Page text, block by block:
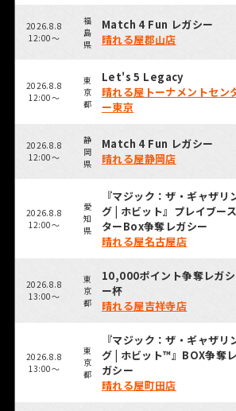
2026.8.8
12:00～
福
島
県
Match 4 Fun レガシー
晴れる屋郡山店
2026.8.8
12:00～
東
京
都
Let's 5 Legacy
晴れる屋トーナメントセン
ー東京
2026.8.8
12:00～
静
岡
県
Match 4 Fun レガシー
晴れる屋静岡店
2026.8.8
12:00～
愛
知
県
『マジック：ザ・ギャザリ
グ | ホビット』プレイブース
ターBox争奪レガシー
晴れる屋名古屋店
2026.8.8
13:00～
東
京
都
10,000ポイント争奪レガシ
ー杯
晴れる屋吉祥寺店
2026.8.8
13:00～
東
京
都
『マジック：ザ・ギャザリ
グ | ホビット™』BOX争奪レ
ガシー
晴れる屋町田店